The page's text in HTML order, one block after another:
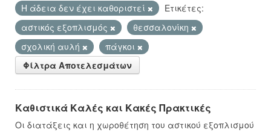
Η άδεια δεν έχει καθοριστεί
Ετικέτες:
αστικός εξοπλισμός
θεσσαλονίκη
σχολική αυλή
πάγκοι
Φίλτρα Αποτελεσμάτων
Καθιστικά Καλές και Κακές Πρακτικές
Οι διατάξεις και η χωροθέτηση του αστικού εξοπλισμού